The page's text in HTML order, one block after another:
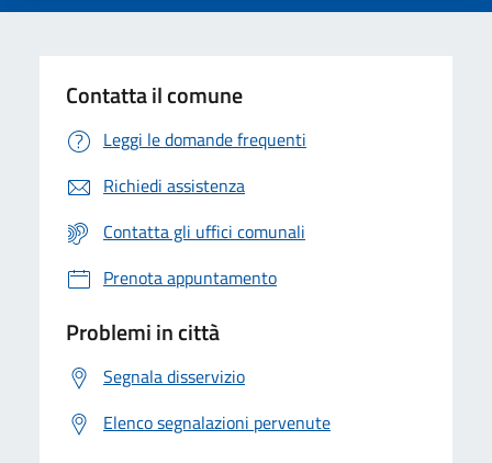
Contatta il comune
Leggi le domande frequenti
Richiedi assistenza
Contatta gli uffici comunali
Prenota appuntamento
Problemi in città
Segnala disservizio
Elenco segnalazioni pervenute